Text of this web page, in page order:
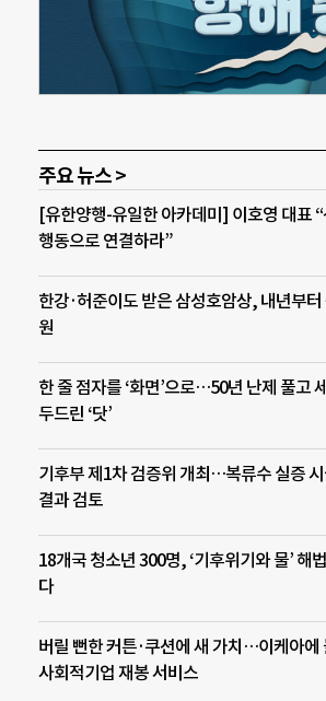
주요 뉴스 >
[유한양행-유일한 아카데미] 이호영 대표
행동으로 연결하라”
한강·허준이도 받은 삼성호암상, 내년부터
원
한 줄 점자를 ‘화면’으로…50년 난제 풀고
두드린 ‘닷’
기후부 제1차 검증위 개최…복류수 실증
결과 검토
18개국 청소년 300명, ‘기후위기와 물’ 해
다
버릴 뻔한 커튼·쿠션에 새 가치…이케아에
사회적기업 재봉 서비스